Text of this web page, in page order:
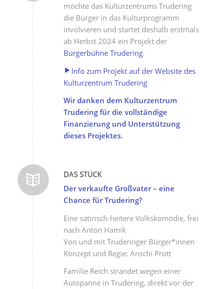
möchte das Kulturzentrums Trudering
die Bürger in das Kulturprogramm
involvieren und startet deshalb erstmals
ab Herbst 2024 ein Projekt der
Bürgerbühne Trudering.
Info zum Projekt auf der Website des
Kulturzentrum Trudering
Wir danken dem Kulturzentrum
Trudering für die vollständige
Finanzierung und Unterstützung
dieses Projektes.
DAS STÜCK
Der verkaufte Großvater – eine
Chance für Trudering?
Eine satirisch-heitere Volkskomödie, frei
nach Anton Hamik
Von und mit Truderinger Bürger*innen
Konzept und Regie: Anschi Prott
Familie Reich strandet wegen einer
Autopanne in Trudering, direkt vor der